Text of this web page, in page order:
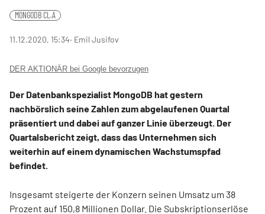
MONGODB CL.A
11.12.2020, 15:34‧ Emil Jusifov
DER AKTIONÄR bei Google bevorzugen
Der Datenbankspezialist MongoDB hat gestern
nachbörslich seine Zahlen zum abgelaufenen Quartal
präsentiert und dabei auf ganzer Linie überzeugt. Der
Quartalsbericht zeigt, dass das Unternehmen sich
weiterhin auf einem dynamischen Wachstumspfad
befindet.
Insgesamt steigerte der Konzern seinen Umsatz um 38
Prozent auf 150,8 Millionen Dollar. Die Subskriptionserlöse